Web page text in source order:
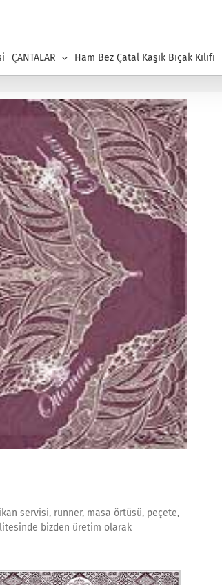
ÇANTALAR Ham Bez Çatal Kaşık Bıçak Kılıfı
servisi, runner, masa örtüsü, peçete,
bizden üretim olarak